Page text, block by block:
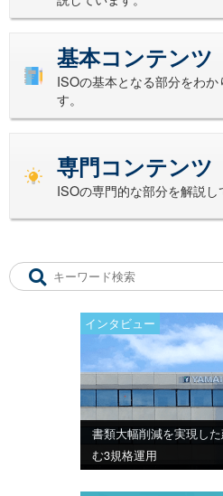
基本コンテンツ
ISOの基本となる部分をわ
す。
専門コンテンツ
ISOの専門的な部分を解説し
インタビュー
書類大幅削減を実現し
む3規格運用